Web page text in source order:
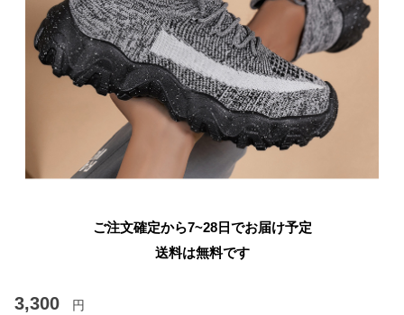
ご注文確定から7~28日でお届け予定
送料は無料です
3,300 円